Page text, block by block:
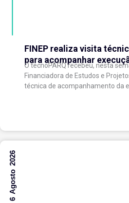
FINEP realiza visita
para acompanhar
expansão do Parque
O tecnoPARQ recebeu, nesta
Financiadora de Estudos e
técnica de acompanhamento da
6 Agosto 2026